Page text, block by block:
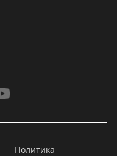
Политика